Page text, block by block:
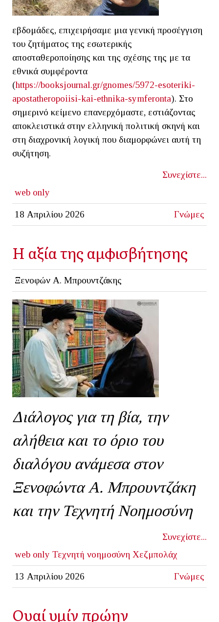
εβδομάδες, επιχειρήσαμε μια γενική προσέγγιση
του ζητήματος της εσωτερικής
αποσταθεροποίησης και της σχέσης της με τα
εθνικά συμφέροντα
(https://booksjournal.gr/gnomes/5972-esoteriki-
apostatheropoiisi-kai-ethnika-symferonta). Στο
σημερινό κείμενο επανερχόμαστε, εστιάζοντας
αποκλειστικά στην ελληνική πολιτική σκηνή και
στη διαχρονική λογική που διαμορφώνει αυτή τη
συζήτηση.
Συνεχίστε...
web only
18 Απριλίου 2026 Γνώμες
Η αξία της αμφισβήτησης
Ξενοφών Α. Μπρουντζάκης
Διάλογος για τη βία, την
αλήθεια και το όριο του
διαλόγου ανάμεσα στον
Ξενοφώντα Α. Μπρουντζάκη
και την Τεχνητή Νοημοσύνη
Συνεχίστε...
web only Τεχνητή νοημοσύνη Χεζμπολάχ
13 Απριλίου 2026 Γνώμες
Ουαί υμίν πρώην